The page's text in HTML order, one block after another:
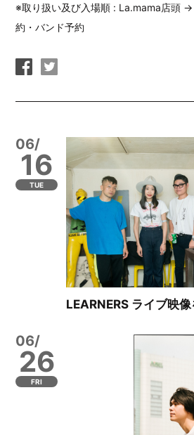
※取り扱い及び入場順 : La.mama店頭
約・バンド予約
06/
16
TUE
LEARNERS ライブ映像
06/
26
FRI